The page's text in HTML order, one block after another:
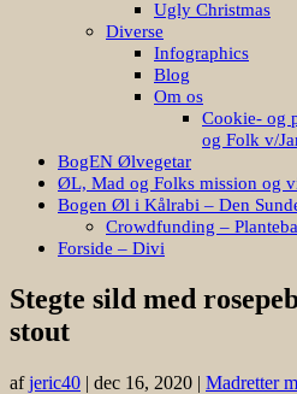
Ugly Christmas
Diverse
Infographics
Blog
Om os
Cookie- og
og Folk v/
BogEN Ølvegetar
ØL, Mad og Folks mission og
Bogen Øl i Kålrabi – Den
Crowdfunding –
Forside – Divi
Stegte sild med
stout
afjeric40 | dec 16, 2020 | Madretter